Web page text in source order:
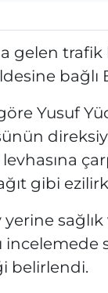
gelen trafik
Yusuf
gibi
incelemede
belirlendi.